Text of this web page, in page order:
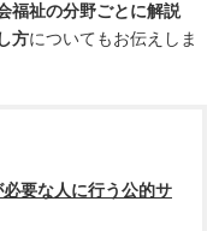
福祉の分野ごとに解説
方についてもお伝えしま
要な人に行う公的サ